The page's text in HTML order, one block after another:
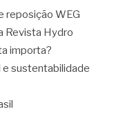
reposição WEG
Revista Hydro
importa?
e sustentabilidade